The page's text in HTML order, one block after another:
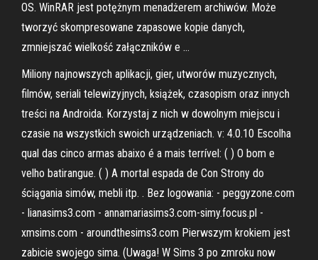
OS. WinRAR jest potężnym menadżerem archiwów. Może
tworzyć skompresowane zapasowe kopie danych,
zmniejszać wielkość załączników e …
Miliony najnowszych aplikacji, gier, utworów muzycznych,
filmów, seriali telewizyjnych, książek, czasopism oraz innych
treści na Androida. Korzystaj z nich w dowolnym miejscu i
czasie na wszystkich swoich urządzeniach. v: 4.0.10 Escolha
qual das cinco armas abaixo é a mais terrível: ( ) O bom e
velho batirangue. ( ) A mortal espada de Con Strony do
ściągania simów, mebli itp. . Bez logowania: - peggyzone.com
- lianasims3.com - annamariasims3.com-simy.focus.pl -
xmsims.com - aroundthesims3.com Pierwszym krokiem jest
zabicie swojego sima. (Uwaga! W Sims 3 po zmroku now